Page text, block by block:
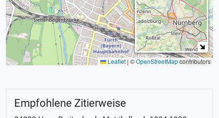
Leaflet | ©OpenStreetMapcontributors
Empfohlene Zitierweise